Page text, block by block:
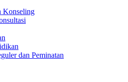
Konseling
dan Peminatan